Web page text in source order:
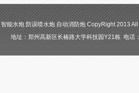
智能水炮 防误喷水炮 自动消防炮 CopyRight 2013
地址：郑州高新区长椿路大学科技园Y21栋 电